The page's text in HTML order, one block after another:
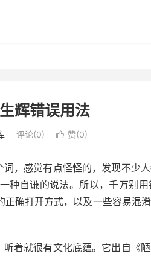
辉错误用法
评论(0)  赞(0)
，感觉有点怪怪的，发现不少
种自谦的说法。所以，千万别
确打开方式，以及一些容易混
着就很有文化底蕴。它出自《